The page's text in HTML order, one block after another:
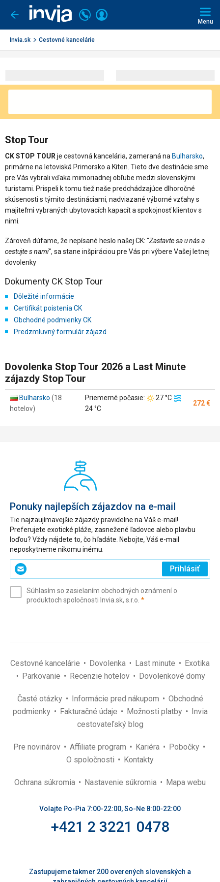
Ísť
späť
Volajte
+421
2
3221
Prihlásiť
Menu
Invia.sk Cestovné kancelárie
Stop Tour
CK STOP TOUR je cestovná kancelária, zameraná na Bulharsko,
primárne na letoviská Primorsko a Kiten. Tieto dve destinácie sme
pre Vás vybrali vďaka mimoriadnej obľube medzi slovenskými
turistami. Prispeli k tomu tiež naše predchádzajúce dlhoročné
skúsenosti s týmito destináciami, nadviazané výborné vzťahy s
majiteľmi vybraných ubytovacích kapacít a spokojnosť klientov s
nimi.
Zároveň dúfame, že nepísané heslo našej CK: "Zastavte sa u nás a
cestujte s nami", sa stane inšpiráciou pre Vás pri výbere Vašej letnej
dovolenky
Dokumenty CK Stop Tour
Dôležité informácie
Certifikát poistenia CK
Obchodné podmienky CK
Predzmluvný formulár zájazd
Dovolenka Stop Tour 2026 a Last Minute
zájazdy Stop Tour
Bulharsko (18
hotelov)
Priemerné počasie:
Teplota
27 °C
vody:
24 °C
272 €
Ponuky najlepších zájazdov na e-mail
Tie najzaujímavejšie zájazdy pravidelne na Váš e-mail!
Preferujete exotické pláže, zasnežené ľadovce alebo plavbu
loďou? Vždy nájdete to, čo hľadáte. Nebojte, Váš e-mail
neposkytneme nikomu inému.
Zadajte
svoj
(povinné)
Prihlásiť
Súhlasím so zasielaním obchodných oznámení o
produktoch spoločnosti Invia.sk, s.r.o. *(povinné)
Cestovné kancelárie Dovolenka Last minute
Exotika
Parkovanie
Recenzie hotelov Dovolenkové domy
Časté otázky Informácie pred nákupom
Obchodné
podmienky
Fakturačné údaje Možnosti platby
Invia
cestovateľský blog
Pre novinárov Affiliate program Kariéra
Pobočky
O spoločnosti
Kontakty
Ochrana súkromia Nastavenie súkromia Mapa webu
Volajte Po-Pia 7:00-22:00, So-Ne 8:00-22:00
+421 2 3221 0478
Zastupujeme takmer 200 overených slovenských a